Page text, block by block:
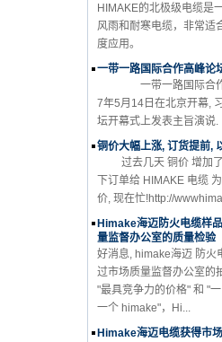
HIMAKE的北极级电缆是
风雨和耐寒电缆，非常适
度应用。
一带一路国际合作高峰论
一带一路国际合作
7年5月14日在北京开幕,
坛开幕式上发表主旨演说.
铜价大幅上涨, 订货提前,
过去几天 铜价 增加了
下订单给 HIMAKE 电缆
价, 现在忙!http://
Himake海迈防火电缆样
量监督办公室的质量检验
好消息, himake海迈 防火
过市场质量监督办公室的
"最具竞争力的价格" 和 "
一个 himake"，Hi...
Himake海迈电缆获得市